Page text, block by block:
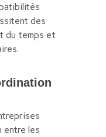
des
du temps et
entre les